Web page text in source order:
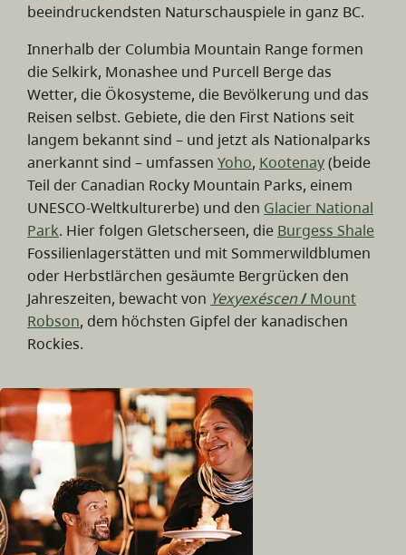
beeindruckendsten Naturschauspiele in ganz BC.
Innerhalb der Columbia Mountain Range formen
die Selkirk, Monashee und Purcell Berge das
Wetter, die Ökosysteme, die Bevölkerung und das
Reisen selbst. Gebiete, die den First Nations seit
langem bekannt sind – und jetzt als Nationalparks
anerkannt sind – umfassen Yoho, Kootenay(beide
Teil der Canadian Rocky Mountain Parks, einem
UNESCO-Weltkulturerbe) und den Glacier National
Park. Hier folgen Gletscherseen, die Burgess Shale
Fossilienlagerstätten und mit Sommerwildblumen
oder Herbstlärchen gesäumte Bergrücken den
Jahreszeiten, bewacht von Yexyexéscen/Mount
Robson, dem höchsten Gipfel der kanadischen
Rockies.